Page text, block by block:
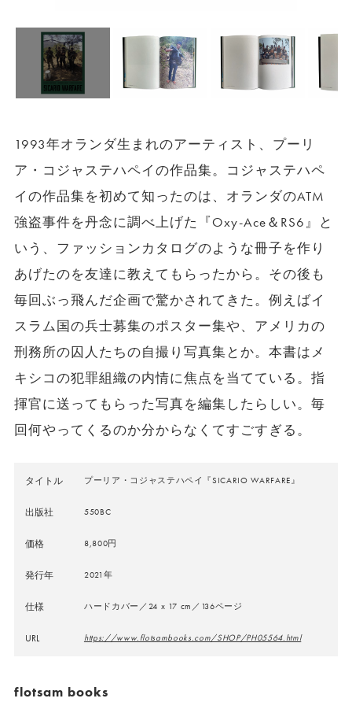
1993年オランダ生まれのアーティスト、プーリ
ア・コジャステハペイの作品集。コジャステハペ
イの作品集を初めて知ったのは、オランダのATM
強盗事件を丹念に調べ上げた『Oxy-Ace＆RS6』と
いう、ファッションカタログのような冊子を作り
あげたのを友達に教えてもらったから。その後も
毎回ぶっ飛んだ企画で驚かされてきた。例えばイ
スラム国の兵士募集のポスター集や、アメリカの
刑務所の囚人たちの自撮り写真集とか。本書はメ
キシコの犯罪組織の内情に焦点を当てている。指
揮官に送ってもらった写真を編集したらしい。毎
回何やってくるのか分からなくてすごすぎる。
タイトル プーリア・コジャステハペイ『SICARIO WARFARE』
出版社 550BC
価格 8,800円
発行年 2021年
仕様 ハードカバー／24 x 17 cm／136ページ
URL https://www.flotsambooks.com/SHOP/PH05564.html
flotsam books